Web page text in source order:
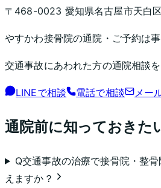
〒468-0023 愛知県名古屋市天白
やすかわ接骨院の通院・ご予約は
交通事故にあわれた方の通院相談を
LINEで相談 電話で相談 メー
通院前に知っておきた
Q交通事故の治療で接骨院・整
えますか？